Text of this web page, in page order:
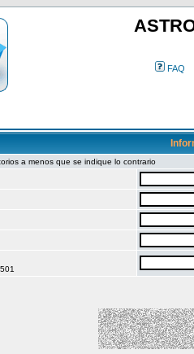
FAQ
a menos que se indique lo contrario